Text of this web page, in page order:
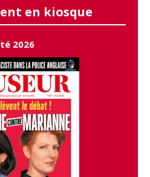
en kiosque
2026